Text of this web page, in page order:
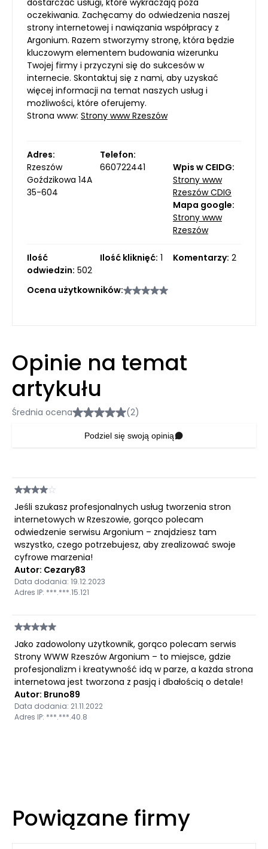
oczekiwania. Zachęcamy do odwiedzenia naszej
strony internetowej i nawiązania współpracy z
Argonium. Razem stworzymy stronę, która będzie
kluczowym elementem budowania wizerunku
Twojej firmy i przyczyni się do sukcesów w
internecie. Skontaktuj się z nami, aby uzyskać
więcej informacji na temat naszych usług i
możliwości, które oferujemy.
Strona www: Strony www Rzeszów
Adres:
Rzeszów
Goździkowa 14A
35-604
Telefon:
660722441
Wpis w CEIDG:
Strony www
Rzeszów CDIG
Mapa google:
Strony www
Rzeszów
Ilość
odwiedzin: 502
Ilość kliknięć: 1 Komentarzy: 2
Ocena użytkowników:
Opinie na temat
artykułu
Średnia ocena (2)
Podziel się swoją opinią
Jeśli szukasz profesjonalnych usług tworzenia stron
internetowych w Rzeszowie, gorąco polecam
odwiedzenie serwisu Argonium – znajdziesz tam
wszystko, czego potrzebujesz, aby zrealizować swoje
cyfrowe marzenia!
Autor: Cezary83
Data dodania: 19.12.2023
Adres IP: ***.***.15.121
Jako zadowolony użytkownik, gorąco polecam serwis
Strony WWW Rzeszów Argonium – to miejsce, gdzie
profesjonalizm i kreatywność idą w parze, a każda strona
internetowa jest tworzona z pasją i dbałością o detale!
Autor: Bruno89
Data dodania: 21.11.2022
Adres IP: ***.***.40.8
Powiązane firmy